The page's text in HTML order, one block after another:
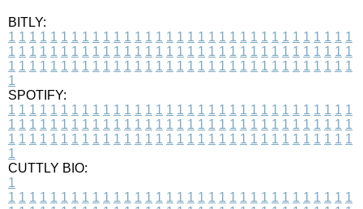
BITLY:
1 1 1 1 1 1 1 1 1 1 1 1 1 1 1 1 1 1 1 1 1 1 1 1 1 1 1 1 1 1 1 1 1
1 1 1 1 1 1 1 1 1 1 1 1 1 1 1 1 1 1 1 1 1 1 1 1 1 1 1 1 1 1 1 1 1
1 1 1 1 1 1 1 1 1 1 1 1 1 1 1 1 1 1 1 1 1 1 1 1 1 1 1 1 1 1 1 1 1
1
SPOTIFY:
1 1 1 1 1 1 1 1 1 1 1 1 1 1 1 1 1 1 1 1 1 1 1 1 1 1 1 1 1 1 1 1 1
1 1 1 1 1 1 1 1 1 1 1 1 1 1 1 1 1 1 1 1 1 1 1 1 1 1 1 1 1 1 1 1 1
1 1 1 1 1 1 1 1 1 1 1 1 1 1 1 1 1 1 1 1 1 1 1 1 1 1 1 1 1 1 1 1 1
1
CUTTLY BIO:
1
1 1 1 1 1 1 1 1 1 1 1 1 1 1 1 1 1 1 1 1 1 1 1 1 1 1 1 1 1 1 1 1 1